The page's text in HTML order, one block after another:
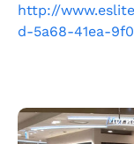
http://
d-5a68-41ea-